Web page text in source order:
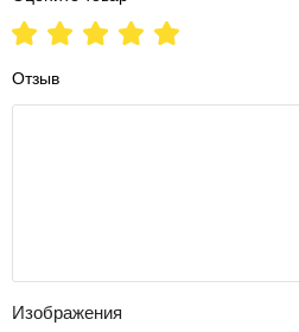
Отзыв
Изображения